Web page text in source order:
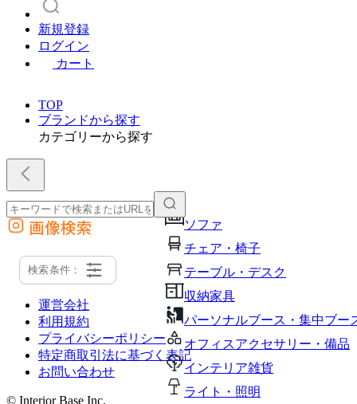
新規登録
ログイン
カート
TOP
ブランドから探す
カテゴリーから探す
ソファ
チェア・椅子
テーブル・デスク
収納家具
パーソナルブース・集中ブー
オフィスアクセサリー・備品
インテリア雑貨
ライト・照明
外部サイトの商品をカートに追加
他のサイトで見つけた商品ページのURLを貼り付けて、カートに追加できます
画像検索
検索条件：
運営会社
利用規約
プライバシーポリシー
特定商取引法に基づく表記
お問い合わせ
© Interior Base Inc.